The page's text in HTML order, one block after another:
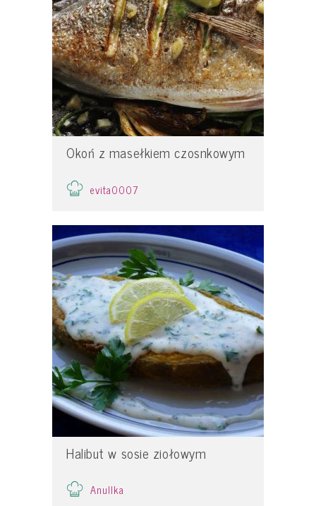
Okoń z masełkiem czosnkowym
evita0007
Halibut w sosie ziołowym
Anullka